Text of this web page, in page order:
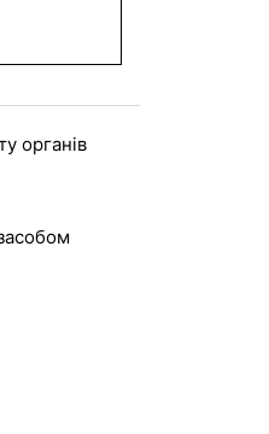
органів